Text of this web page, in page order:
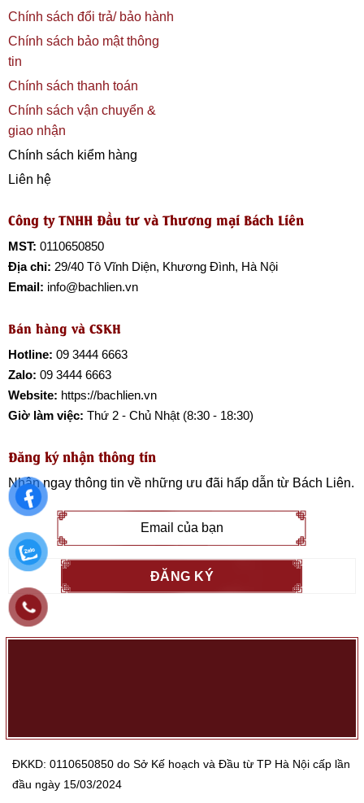
Chính sách đổi trả/ bảo hành
Chính sách bảo mật thông
tin
Chính sách thanh toán
Chính sách vận chuyển &
giao nhận
Chính sách kiểm hàng
Liên hệ
Công ty TNHH Đầu tư và Thương mại Bách Liên
MST: 0110650850
Địa chỉ: 29/40 Tô Vĩnh Diện, Khương Đình, Hà Nội
Email: info@bachlien.vn
Bán hàng và CSKH
Hotline: 09 3444 6663
Zalo: 09 3444 6663
Website: https://bachlien.vn
Giờ làm việc: Thứ 2 - Chủ Nhật (8:30 - 18:30)
Đăng ký nhận thông tin
Nhận ngay thông tin về những ưu đãi hấp dẫn từ Bách Liên.
ĐKKD: 0110650850 do Sở Kế hoạch và Đầu từ TP Hà Nội cấp lần
đầu ngày 15/03/2024